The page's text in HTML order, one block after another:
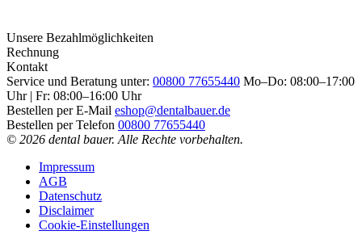
Unsere Bezahlmöglichkeiten
Rechnung
Kontakt
Service und Beratung unter: 00800 77655440 Mo–Do: 08:00–17:00
Uhr | Fr: 08:00–16:00 Uhr
Bestellen per E-Mail eshop@dentalbauer.de
Bestellen per Telefon 00800 77655440
© 2026 dental bauer. Alle Rechte vorbehalten.
Impressum
AGB
Datenschutz
Disclaimer
Cookie-Einstellungen